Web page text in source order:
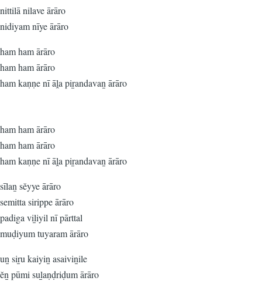
nittilā nilave ārāro
nidiyam nīye ārāro
ham ham ārāro
ham ham ārāro
ham kaṇṇe nī āḽa piṟandavaṉ ārāro
ham ham ārāro
ham ham ārāro
ham kaṇṇe nī āḽa piṟandavaṉ ārāro
sīlaṉ sĕyye ārāro
semitta sirippe ārāro
padiga viḻiyil nī pārttal
muḍiyum tuyaram ārāro
uṉ siṟu kaiyiṉ asaiviṉile
ĕṉ pūmi suḻaṇḍriḍum ārāro